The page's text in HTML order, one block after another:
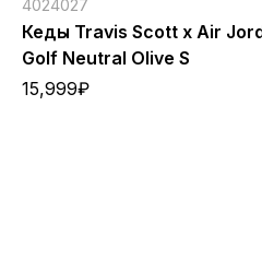
4024027
Кеды Travis Scott x Air
Golf Neutral Olive S
15,999₽